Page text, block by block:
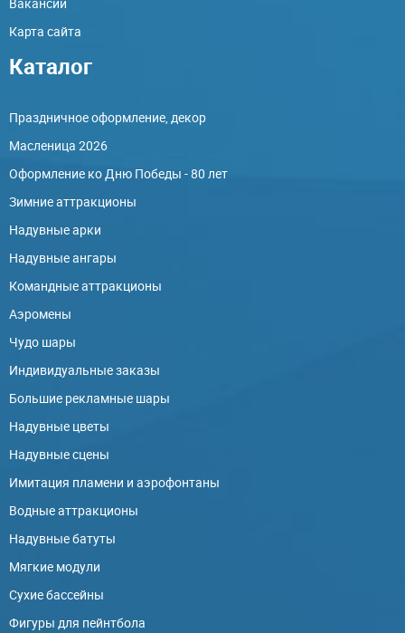
Карта сайта
Каталог
Праздничное оформление, декор
Масленица 2026
Оформление ко Дню Победы - 80 лет
Зимние аттракционы
Надувные арки
Надувные ангары
Командные аттракционы
Аэромены
Чудо шары
Индивидуальные заказы
Большие рекламные шары
Надувные цветы
Надувные сцены
Имитация пламени и аэрофонтаны
Водные аттракционы
Надувные батуты
Мягкие модули
Сухие бассейны
Фигуры для пейнтбола